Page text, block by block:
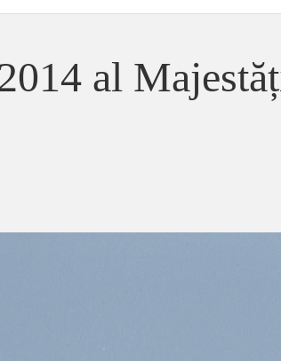
al